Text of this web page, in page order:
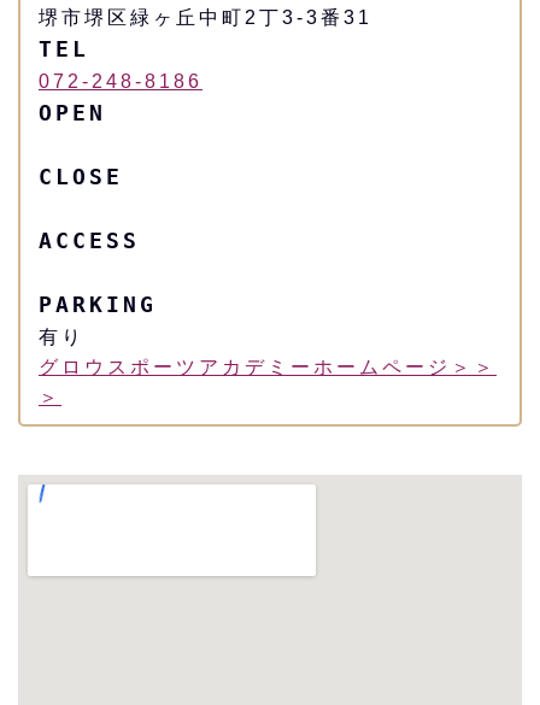
堺市堺区緑ヶ丘中町2丁3-3番31
TEL
072-248-8186
OPEN
CLOSE
ACCESS
PARKING
有り
グロウスポーツアカデミーホームページ＞＞
＞